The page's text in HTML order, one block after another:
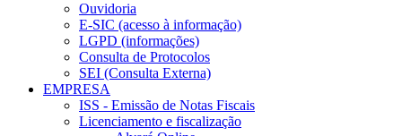
Ouvidoria
E-SIC (acesso à informação)
LGPD (informações)
Consulta de Protocolos
SEI (Consulta Externa)
EMPRESA
ISS - Emissão de Notas Fiscais
Licenciamento e fiscalização